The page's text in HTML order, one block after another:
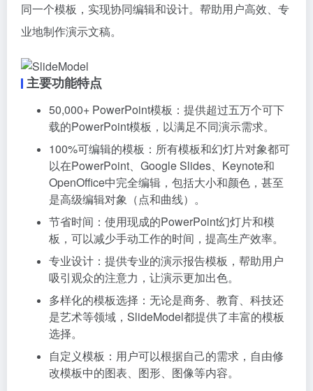
同一个模板，实现协同编辑和设计。帮助用户高效、专
业地制作演示文稿。
主要功能特点
50,000+ PowerPoint模板：提供超过五万个可下
载的PowerPoint模板，以满足不同演示需求。
100%可编辑的模板：所有模板和幻灯片对象都可
以在PowerPoint、Google Slides、Keynote和
OpenOffice中完全编辑，包括大小和颜色，甚至
是高级编辑对象（点和曲线）。
节省时间：使用现成的PowerPoint幻灯片和模
板，可以减少手动工作的时间，提高生产效率。
专业设计：提供专业的演示报告模板，帮助用户
吸引观众的注意力，让演示更加出色。
多样化的模板选择：无论是商务、教育、科技还
是艺术等领域，SlideModel都提供了丰富的模板
选择。
自定义模板：用户可以根据自己的需求，自由修
改模板中的图表、图形、图像等内容。